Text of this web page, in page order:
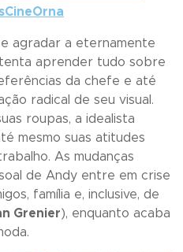
agradar a eternamente
aprender tudo sobre
da chefe e até
radical de seu visual.
roupas, a idealista
mesmo suas atitudes
As mudanças
de Andy entre em crise
família e, inclusive, de
Grenier), enquanto acaba